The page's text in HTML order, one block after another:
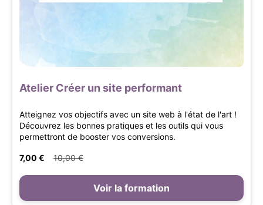
Atelier Créer un site performant
Atteignez vos objectifs avec un site web à l'état de l'art !
Découvrez les bonnes pratiques et les outils qui vous
permettront de booster vos conversions.
7,00 € 10,00 €
Voir la formation